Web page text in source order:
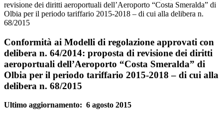
revisione dei diritti aeroportuali dell’Aeroporto “Costa Smeralda” di
Olbia per il periodo tariffario 2015-2018 – di cui alla delibera n.
68/2015
Conformità ai Modelli di regolazione approvati con
delibera n. 64/2014: proposta di revisione dei diritti
aeroportuali dell’Aeroporto “Costa Smeralda” di
Olbia per il periodo tariffario 2015-2018 – di cui alla
delibera n. 68/2015
Ultimo aggiornamento: 6 agosto 2015